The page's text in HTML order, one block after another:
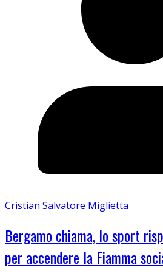
Cristian Salvatore Miglietta
Bergamo chiama, lo sport
per accendere la Fiamma